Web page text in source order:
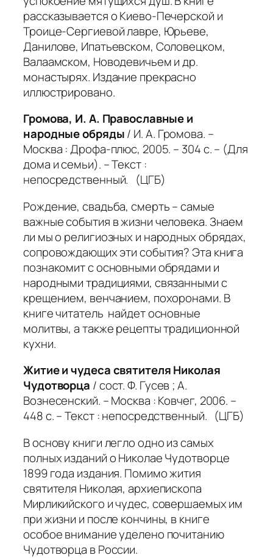
рассказывается о Киево-Печерской и
Троице-Сергиевой лавре, Юрьеве,
Данилове, Ипатьевском, Соловецком,
Валаамском, Новодевичьем и др.
монастырях. Издание прекрасно
иллюстрировано.
Громова, И. А. Православные и
народные обряды/ И. А. Громова. –
Москва : Дрофа-плюс, 2005. – 304 с. – (Для
дома и семьи). – Текст :
непосредственный. (ЦГБ)
Рождение, свадьба, смерть – самые
важные события в жизни человека. Знаем
ли мы о религиозных и народных обрядах,
сопровождающих эти события? Эта книга
познакомит с основными обрядами и
народными традициями, связанными с
крещением, венчанием, похоронами. В
книге читатель найдет основные
молитвы, а также рецепты традиционной
кухни.
Житие и чудеса святителя Николая
Чудотворца / сост. Ф. Гусев ; А.
Вознесенский. – Москва : Ковчег, 2006. –
448 с. – Текст : непосредственный. (ЦГБ)
В основу книги легло одно из самых
полных изданий о Николае Чудотворце
1899 года издания. Помимо жития
святителя Николая, архиепископа
Мирликийского и чудес, совершаемых им
при жизни и после кончины, в книге
особое внимание уделено почитанию
Чудотворца в России.